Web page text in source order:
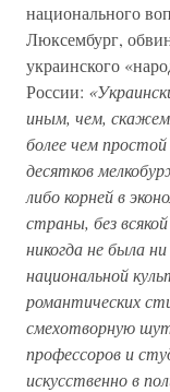
национального
Люксембург,
украинского
России:
иным, чем,
более чем простой
десятков
либо корней в
страны, без
никогда не была
национальной
романтических
смехотворную
профессоров и
искусственно в